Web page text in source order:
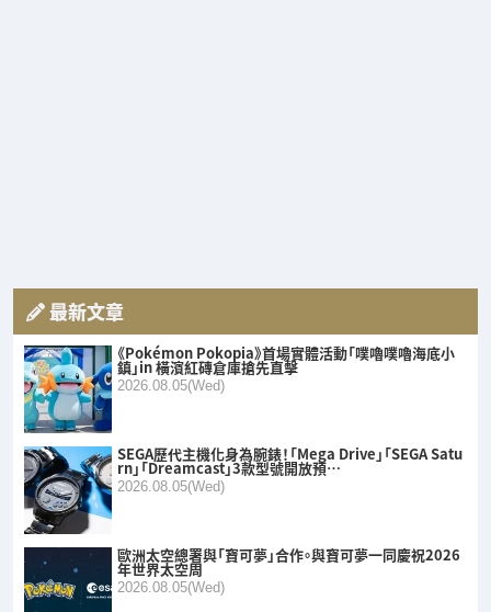
最新文章
《Pokémon Pokopia》首場實體活動「噗嚕噗嚕海底小
鎮」in 橫濱紅磚倉庫搶先直擊
2026.08.05(Wed)
SEGA歷代主機化身為腕錶！「Mega Drive」「SEGA Satu
rn」「Dreamcast」3款型號開放預…
2026.08.05(Wed)
歐洲太空總署與「寶可夢」合作。與寶可夢一同慶祝2026
年世界太空周
2026.08.05(Wed)